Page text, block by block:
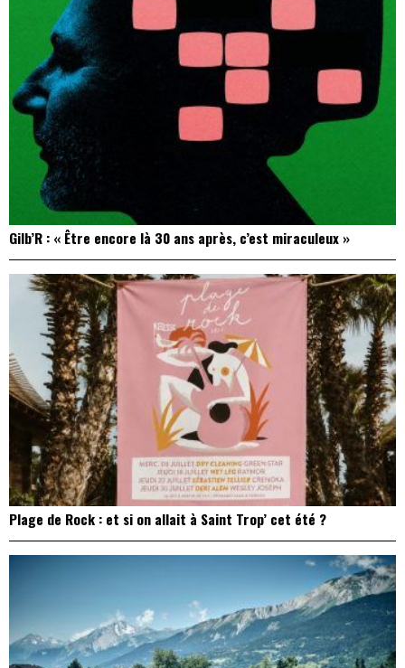
Gilb’R : « Être encore là 30 ans après, c’est miraculeux »
Plage de Rock : et si on allait à Saint Trop’ cet été ?